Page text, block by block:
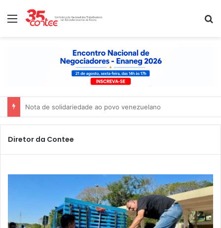
Menu
Nota de solidariedade ao povo venezuelano
Diretor da Contee